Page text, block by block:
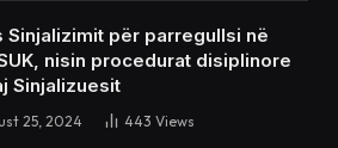
Sinjalizimit për parregullsi në
nisin procedurat disiplinore
Sinjalizuesit
25, 2024 443 Views